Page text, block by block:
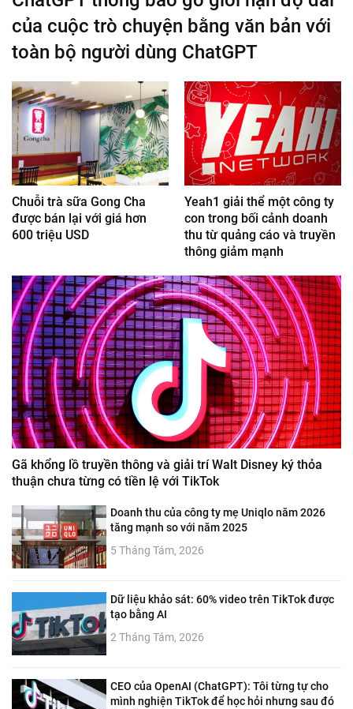
của cuộc trò chuyện bằng văn bản với
toàn bộ người dùng ChatGPT
Chuỗi trà sữa Gong Cha
được bán lại với giá hơn
600 triệu USD
Yeah1 giải thể một công ty
con trong bối cảnh doanh
thu từ quảng cáo và truyền
thông giảm mạnh
Gã khổng lồ truyền thông và giải trí Walt Disney ký thỏa
thuận chưa từng có tiền lệ với TikTok
Doanh thu của công ty mẹ Uniqlo năm 2026
tăng mạnh so với năm 2025
5 Tháng Tám, 2026
Dữ liệu khảo sát: 60% video trên TikTok được
tạo bằng AI
2 Tháng Tám, 2026
CEO của OpenAI (ChatGPT): Tôi từng tự cho
mình nghiện TikTok để học hỏi nhưng sau đó